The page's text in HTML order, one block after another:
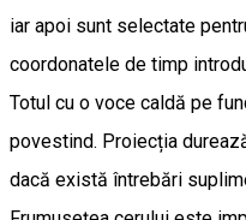
iar apoi sunt selectate
coordonatele de timp
Totul cu o voce caldă pe
povestind. Proiecția
dacă există întrebări